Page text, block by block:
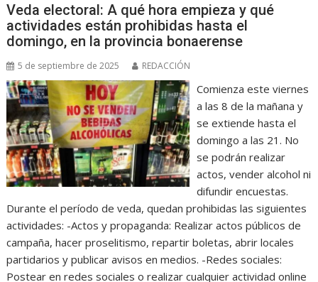
Veda electoral: A qué hora empieza y qué
actividades están prohibidas hasta el
domingo, en la provincia bonaerense
5 de septiembre de 2025 REDACCIÓN
Comienza este viernes
a las 8 de la mañana y
se extiende hasta el
domingo a las 21. No
se podrán realizar
actos, vender alcohol ni
difundir encuestas.
Durante el período de veda, quedan prohibidas las siguientes
actividades: -Actos y propaganda: Realizar actos públicos de
campaña, hacer proselitismo, repartir boletas, abrir locales
partidarios y publicar avisos en medios. -Redes sociales:
Postear en redes sociales o realizar cualquier actividad online